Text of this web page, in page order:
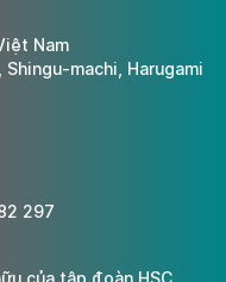
Nam
Shingu-machi, Harugami
297
của tập đoàn HSC